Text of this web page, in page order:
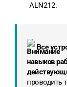
ALN212.
Все
навыков
проводить